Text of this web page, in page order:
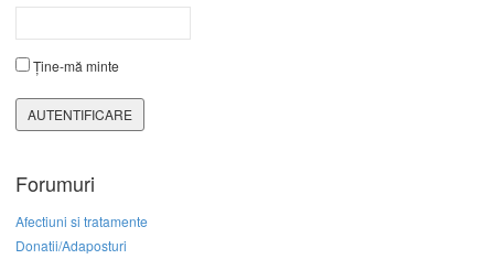
Ține-mă minte
AUTENTIFICARE
Forumuri
Afectiuni si tratamente
Donatii/Adaposturi